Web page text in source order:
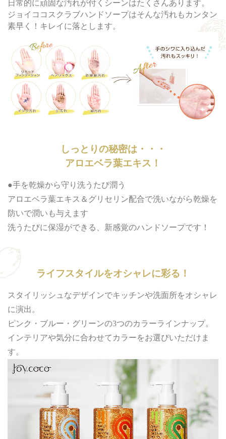
日常的に頑固な汚れが付くシーンはたくさんあります。
ジョイココスクラブハンドソープはそんな汚れもカンタン
素早く！キレイに落とします。
しっとりの秘密は・・・
アロエベラ葉エキス！
●手を乾燥から守り洗うたび潤う
アロエベラ葉エキス＆グリセリン配合で洗いながら乾燥を
防いで潤いも与えます
洗うたびに保湿ができる、新感覚のハンドソープです！
ライフスタイルをオシャレに彩る！
スタイリッシュなデザインでキッチンや洗面所をオシャレ
に演出。
ピンク・ブルー・グリーンの3つのカラーラインナップ。
インテリアや気分に合わせてカラーをお選びいただけま
す。